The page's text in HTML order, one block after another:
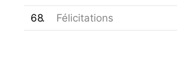
68 Félicitations